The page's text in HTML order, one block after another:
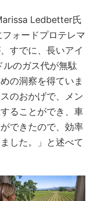
Ledbetter氏
ォードプロテレマ
すでに、長いアイ
のガス代が無駄
の洞察を得ていま
のおかげで、メン
ることができ、車
できたので、効率
した。」と述べて